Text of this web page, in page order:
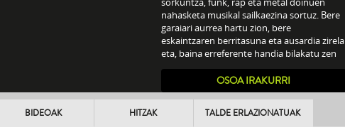
nahasketa musikal sailkaezina sortuz. Bere
garaiari aurrea hartu zion, bere
eskaintzaren berritasuna eta ausardia zirela
eta, baina erreferente handia bilakatu zen
90eko hamarkadako talde askorentzat.
OSOA IRAKURRI
BIDEOAK HITZAK TALDE ERLAZIONATUAK